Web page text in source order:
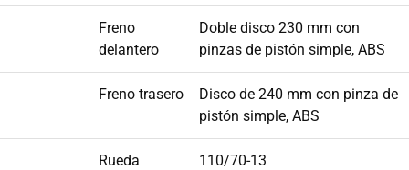
Freno
delantero
Doble disco 230 mm con
pinzas de pistón simple, ABS
Freno trasero
Disco de 240 mm con pinza de
pistón simple, ABS
Rueda
110/70-13